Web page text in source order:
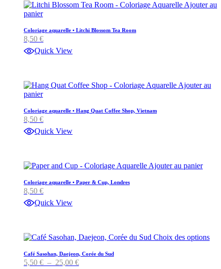
Ajouter au
panier
Coloriage aquarelle • Litchi Blossom Tea Room
8,50 €
Quick View
Ajouter au
panier
Coloriage aquarelle • Hang Quat Coffee Shop, Vietnam
8,50 €
Quick View
Ajouter au panier
Coloriage aquarelle • Paper & Cup, Londres
8,50 €
Quick View
Choix des optionsCe
Café Sasohan, Daejeon, Corée du Sud
5,50 € – 25,00 €Plage